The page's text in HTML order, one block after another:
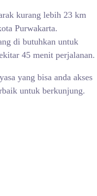
kurang lebih 23 km
Purwakarta.
di butuhkan untuk
45 menit perjalanan.
yang bisa anda akses
untuk berkunjung.